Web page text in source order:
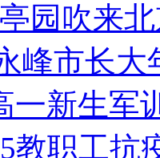
园吹来
峰市长
一新生军
教职工抗